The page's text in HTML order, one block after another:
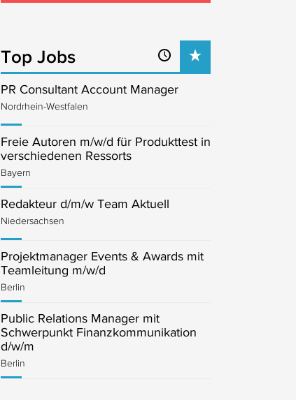
Top Jobs
PR Consultant Account Manager
Nordrhein-Westfalen
Freie Autoren m/w/d für Produkttest in
verschiedenen Ressorts
Bayern
Redakteur d/m/w Team Aktuell
Niedersachsen
Projektmanager Events & Awards mit
Teamleitung m/w/d
Berlin
Public Relations Manager mit
Schwerpunkt Finanzkommunikation
d/w/m
Berlin